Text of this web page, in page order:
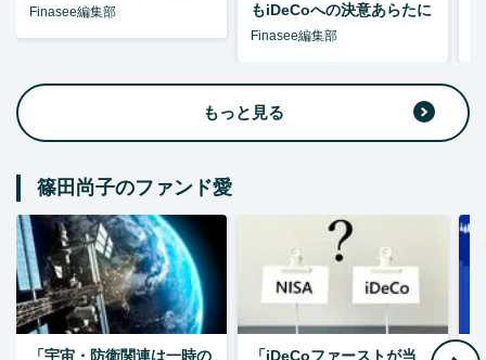
Finasee編集部
もiDeCoへの決意あらたに
Finasee編集部
もっと見る
篠田尚子のファンド愛
「宇宙・防衛関連は一時の
「iDeCoファーストが当